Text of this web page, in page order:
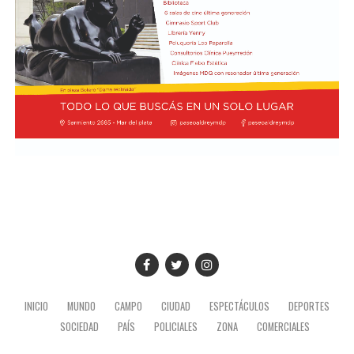
pueblo argentino, es nuestro petróleo, es argentino",
dijo y agregó: "Tendría que usarse para el desarrollo
nacional, para la industria nacional, para que lo puedan
comprar y adquirir a un precio posible de los costos
nacionales".
Además, el gobernador se refirió a la importancia del
yacimiento patagónico y recordó también que el
INICIO MUNDO CAMPO CIUDAD ESPECTÁCULOS
DEPORTES
SOCIEDAD
PAÍS POLICIALES ZONA COMERCIALES